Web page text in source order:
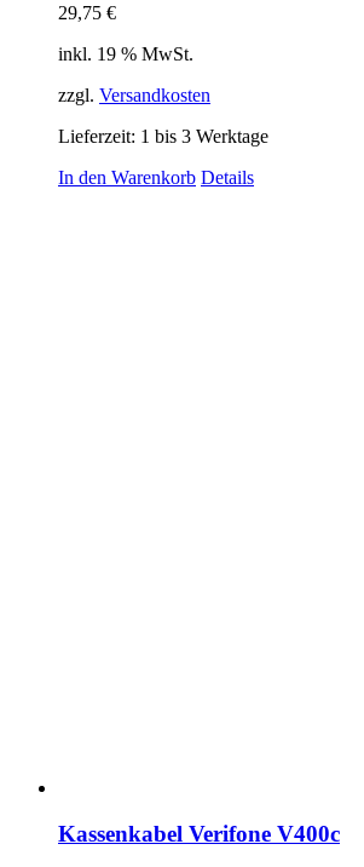
29,75 €
inkl. 19 % MwSt.
zzgl. Versandkosten
Lieferzeit: 1 bis 3 Werktage
In den Warenkorb Details
Kassenkabel Verifone V400c